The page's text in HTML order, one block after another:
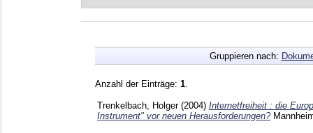
Gruppieren nach:
Anzahl der Einträge: 1
Trenkelbach, Holger (2004) Internetfreiheit : die
Instrument" vor neuen Herausforderungen?